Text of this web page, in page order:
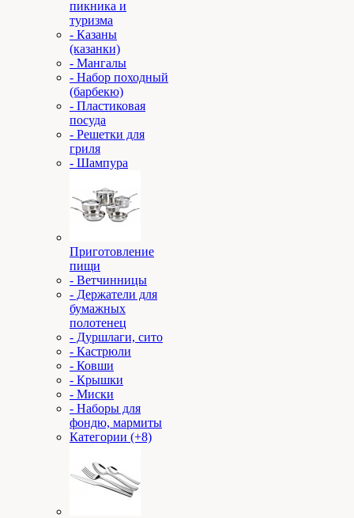
пикника и
туризма
- Казаны
(казанки)
- Мангалы
- Набор походный
(барбекю)
- Пластиковая
посуда
- Решетки для
гриля
- Шампура
Приготовление
пищи
- Ветчинницы
- Держатели для
бумажных
полотенец
- Дуршлаги, сито
- Кастрюли
- Ковши
- Крышки
- Миски
- Наборы для
фондю, мармиты
Категории (+8)